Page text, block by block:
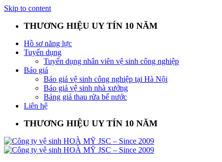
Skip to content
THƯƠNG HIỆU UY TÍN 10 NĂM
Hồ sơ năng lực
Tuyển dụng
Tuyển dụng nhân viên vệ sinh công nghiệp
Báo giá
Báo giá vệ sinh công nghiệp tại Hà Nội
Báo giá vệ sinh nhà xưởng
Bảng giá thau rửa bể nước
Liên hệ
THƯƠNG HIỆU UY TÍN 10 NĂM